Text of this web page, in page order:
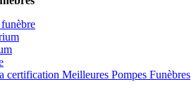
certification Meilleures Pompes Funèbres